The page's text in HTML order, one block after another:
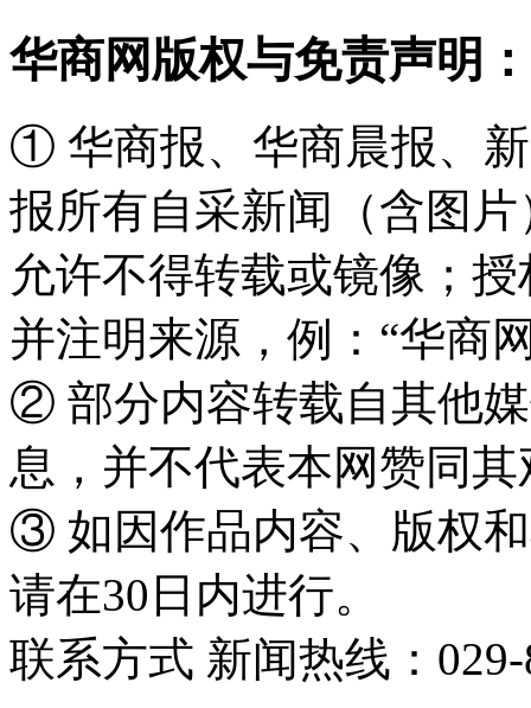
华商网版权与免责声明：
① 华商报、华商晨报、
报所有自采新闻（含图
允许不得转载或镜像；
并注明来源，例：“华商
② 部分内容转载自其他
息，并不代表本网赞同
③ 如因作品内容、版权
请在30日内进行。
联系方式 新闻热线：029-